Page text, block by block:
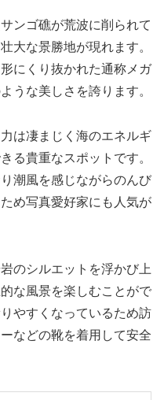
ンゴ礁が荒波に削られて
大な景勝地が現れます。
にくり抜かれた通称メガ
うな美しさを誇ります。
は凄まじく海のエネルギ
る貴重なスポットです。
潮風を感じながらのんび
め写真愛好家にも人気が
のシルエットを浮かび上
な風景を楽しむことがで
やすくなっているため訪
などの靴を着用して安全